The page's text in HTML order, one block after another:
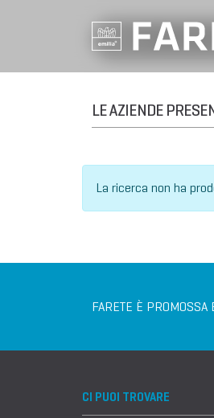
LE AZIENDE
La ricerca non ha
FARETE È PROMOSSA
CI PUOI TROVARE